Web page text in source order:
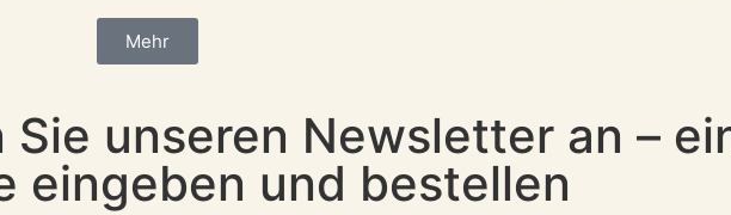
Mehr
Sie unseren Newsletter an –
eingeben und bestellen